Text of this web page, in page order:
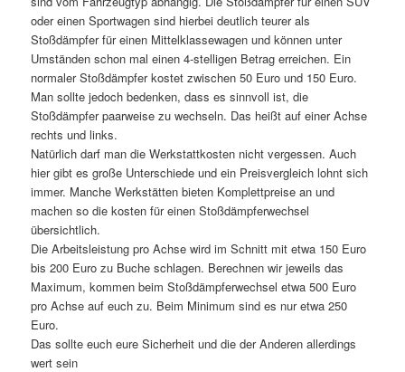
oder einen Sportwagen sind hierbei deutlich teurer als
Stoßdämpfer für einen Mittelklassewagen und können unter
Umständen schon mal einen 4-stelligen Betrag erreichen. Ein
normaler Stoßdämpfer kostet zwischen 50 Euro und 150 Euro.
Man sollte jedoch bedenken, dass es sinnvoll ist, die
Stoßdämpfer paarweise zu wechseln. Das heißt auf einer Achse
rechts und links.
Natürlich darf man die Werkstattkosten nicht vergessen. Auch
hier gibt es große Unterschiede und ein Preisvergleich lohnt sich
immer. Manche Werkstätten bieten Komplettpreise an und
machen so die kosten für einen Stoßdämpferwechsel
übersichtlich.
Die Arbeitsleistung pro Achse wird im Schnitt mit etwa 150 Euro
bis 200 Euro zu Buche schlagen. Berechnen wir jeweils das
Maximum, kommen beim Stoßdämpferwechsel etwa 500 Euro
pro Achse auf euch zu. Beim Minimum sind es nur etwa 250
Euro.
Das sollte euch eure Sicherheit und die der Anderen allerdings
wert sein